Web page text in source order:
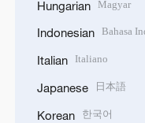
Hungarian Magyar
Indonesian Bahasa
Italian Italiano
Japanese 日本語
Korean 한국어